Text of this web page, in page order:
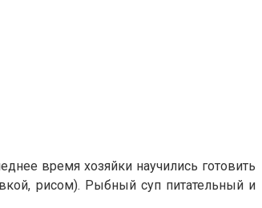
время хозяйки научились готовить
рисом). Рыбный суп питательный и